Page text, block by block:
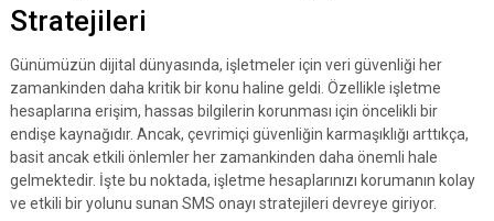
Stratejileri
Günümüzün dijital dünyasında, işletmeler için veri güvenliği her
zamankinden daha kritik bir konu haline geldi. Özellikle işletme
hesaplarına erişim, hassas bilgilerin korunması için öncelikli bir
endişe kaynağıdır. Ancak, çevrimiçi güvenliğin karmaşıklığı arttıkça,
basit ancak etkili önlemler her zamankinden daha önemli hale
gelmektedir. İşte bu noktada, işletme hesaplarınızı korumanın kolay
ve etkili bir yolunu sunan SMS onayı stratejileri devreye giriyor.